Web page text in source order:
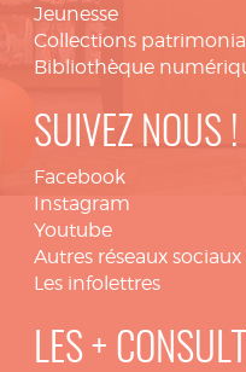
Jeunesse
Collections
Bibliothèque
SUIVEZ NOUS !
Facebook
Instagram
Youtube
Autres réseaux
Les infolettres
LES +